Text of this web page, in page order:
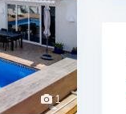
1